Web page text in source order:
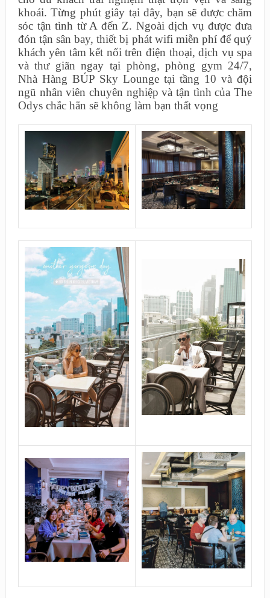
khoái. Từng phút giây tại đây, bạn sẽ được chăm
sóc tận tình từ A đến Z. Ngoài dịch vụ được đưa
đón tận sân bay, thiết bị phát wifi miễn phí để quý
khách yên tâm kết nối trên điện thoại, dịch vụ spa
và thư giãn ngay tại phòng, phòng gym 24/7,
Nhà Hàng BÚP Sky Lounge tại tầng 10 và đội
ngũ nhân viên chuyên nghiệp và tận tình của The
Odys chắc hẳn sẽ không làm bạn thất vọng